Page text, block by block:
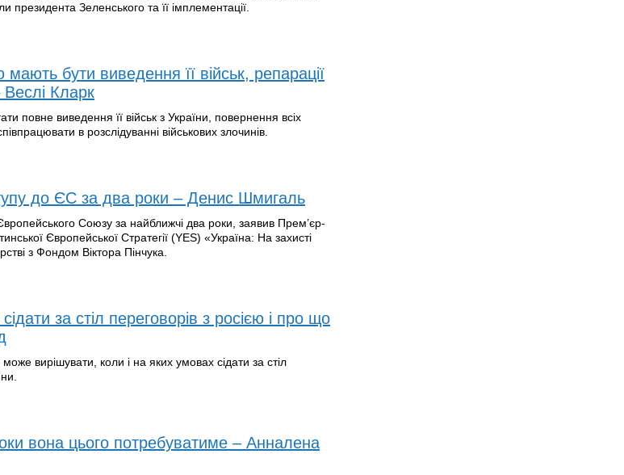
Зеленського та її імплементації.
бути виведення її військ, репарації
Веслі Кларк
повне виведення її військ з України, повернення всіх
в розслідуванні військових злочинів.
до ЄС за два роки – Денис Шмигаль
Союзу за найближчі два роки, заявив Прем’єр-
Європейської Стратегії (YES) «Україна: На захисті
з Фондом Віктора Пінчука.
за стіл переговорів з росією і про що
вирішувати, коли і на яких умовах сідати за стіл
вона цього потребуватиме – Анналена